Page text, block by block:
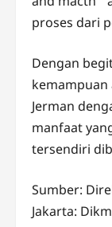
proses dari
Dengan
kemampuan
Jerman
manfaat
tersendiri
Sumber:
Jakarta: